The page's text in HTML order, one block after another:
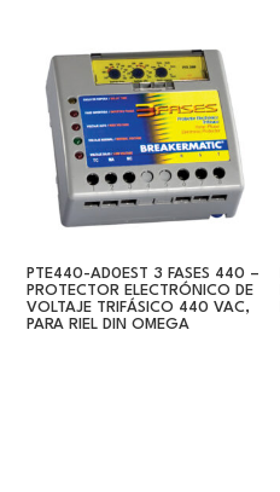
PTE440-AD0EST 3 FASES 440 –
PROTECTOR ELECTRÓNICO DE
VOLTAJE TRIFÁSICO 440 VAC,
PARA RIEL DIN OMEGA